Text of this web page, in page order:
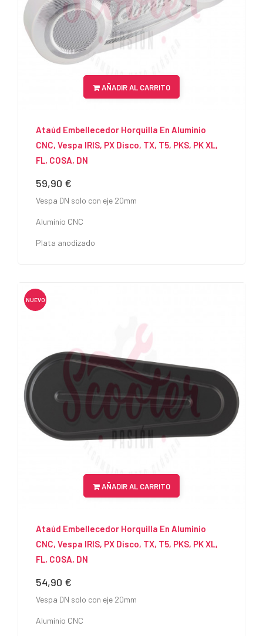
AÑADIR AL CARRITO
Ataúd Embellecedor Horquilla En Aluminio
CNC, Vespa IRIS, PX Disco, TX, T5, PKS, PK XL,
FL, COSA, DN
Precio
59,90 €
Vespa DN solo con eje 20mm
Aluminio CNC
Plata anodizado
NUEVO
AÑADIR AL CARRITO
Ataúd Embellecedor Horquilla En Aluminio
CNC, Vespa IRIS, PX Disco, TX, T5, PKS, PK XL,
FL, COSA, DN
Precio
54,90 €
Vespa DN solo con eje 20mm
Aluminio CNC